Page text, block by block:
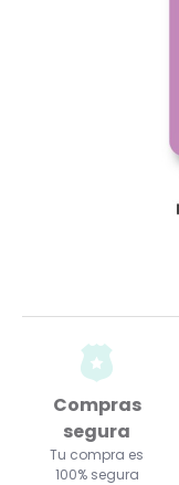
Compras
segura
Tu compra es
100% segura